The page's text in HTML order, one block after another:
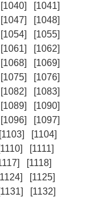
[1040]
[1041]
[1047]
[1048]
[1054]
[1055]
[1061]
[1062]
[1068]
[1069]
[1075]
[1076]
[1082]
[1083]
[1089]
[1090]
[1096]
[1097]
[1103]
[1104]
[1111]
[1118]
[1125]
[1132]